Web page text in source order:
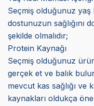
Seçmiş olduğunuz yaş
dostunuzun sağlığını
şekilde olmalıdır;
Protein Kaynağı
Seçmiş olduğunuz
gerçek et ve balık
mevcut kas sağlığı ve
kaynakları oldukça